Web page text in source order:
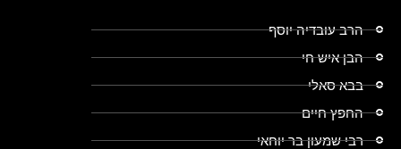
הרב עובדיה יוסף
הבן איש חי
בבא סאלי
החפץ חיים
רבי שמעון בר יוחאי